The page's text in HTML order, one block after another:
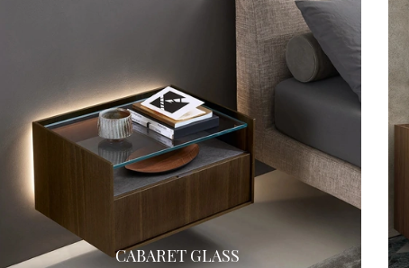
CABARET GLASS